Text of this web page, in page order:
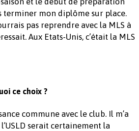
terminer mon diplôme sur place.
pas reprendre avec la MLS à
Aux Etats-Unis, c’était la MLS
ce choix ?
commune avec le club. Il m’a
serait certainement la